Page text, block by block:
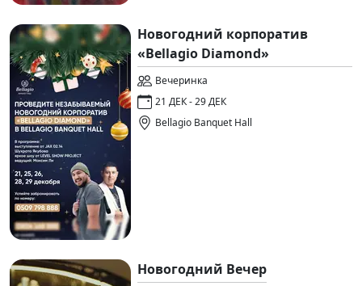
Новогодний корпоратив
«Bellagio Diamond»
Вечеринка
21 ДЕК - 29 ДЕК
Bellagio Banquet Hall
Новогодний Вечер